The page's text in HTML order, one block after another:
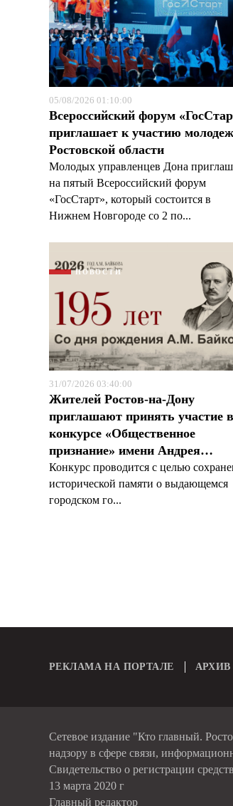
05/08/2026 01:10:00
Всероссийский форум
приглашает к участию
Ростовской области
Молодых управленцев Дона
на пятый Всероссийский форум
«ГосСтарт», который состоится в
Нижнем Новгороде со 2 по...
НОВОСТИ
31/07/2026 03:40:00
Жителей Ростов-на-Дону
приглашают принять участие в
конкурсе «Общественное
признание» имени Андрея…
Конкурс проводится с целью
исторической памяти о выдающемся
городском го...
РЕКЛАМА НА ПОРТАЛЕ
Сетевое издание "Кто главный.
надзору в сфере связи,
Свидетельство о регистрации
13 марта 2020 г
Главный редактор